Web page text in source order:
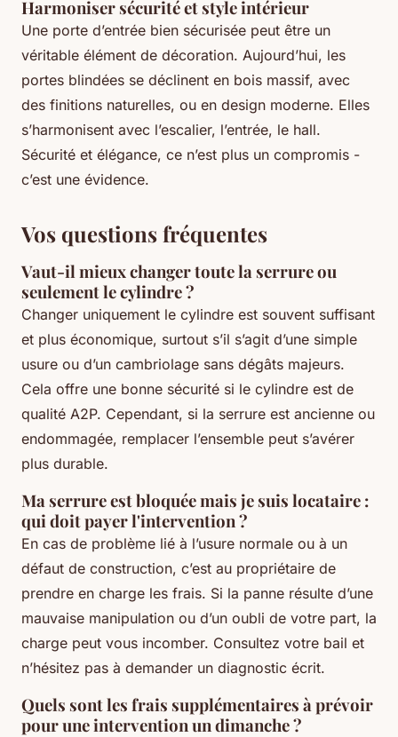
Harmoniser sécurité et style intérieur
Une porte d’entrée bien sécurisée peut être un
véritable élément de décoration. Aujourd’hui, les
portes blindées se déclinent en bois massif, avec
des finitions naturelles, ou en design moderne. Elles
s’harmonisent avec l’escalier, l’entrée, le hall.
Sécurité et élégance, ce n’est plus un compromis -
c’est une évidence.
Vos questions fréquentes
Vaut-il mieux changer toute la serrure ou
seulement le cylindre ?
Changer uniquement le cylindre est souvent suffisant
et plus économique, surtout s’il s’agit d’une simple
usure ou d’un cambriolage sans dégâts majeurs.
Cela offre une bonne sécurité si le cylindre est de
qualité A2P. Cependant, si la serrure est ancienne ou
endommagée, remplacer l’ensemble peut s’avérer
plus durable.
Ma serrure est bloquée mais je suis locataire :
qui doit payer l'intervention ?
En cas de problème lié à l’usure normale ou à un
défaut de construction, c’est au propriétaire de
prendre en charge les frais. Si la panne résulte d’une
mauvaise manipulation ou d’un oubli de votre part, la
charge peut vous incomber. Consultez votre bail et
n’hésitez pas à demander un diagnostic écrit.
Quels sont les frais supplémentaires à prévoir
pour une intervention un dimanche ?